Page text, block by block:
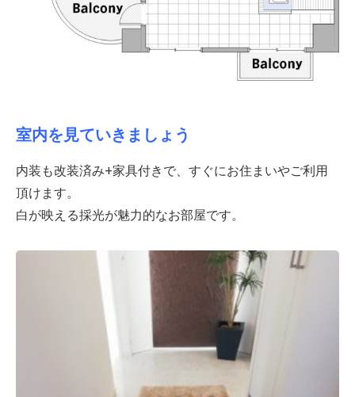
室内を見ていきましょう
内装も改装済み+家具付きで、すぐにお住まいやご利用
頂けます。
白が映える採光が魅力的なお部屋です。